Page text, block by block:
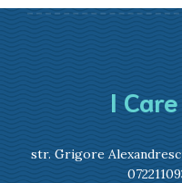
I
str. Grigore